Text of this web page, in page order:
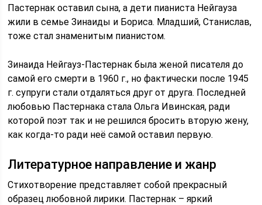
Пастернак оставил сына, а дети пианиста Нейгауза
жили в семье Зинаиды и Бориса. Младший, Станислав,
тоже стал знаменитым пианистом.
Зинаида Нейгауз-Пастернак была женой писателя до
самой его смерти в 1960 г., но фактически после 1945
г. супруги стали отдаляться друг от друга. Последней
любовью Пастернака стала Ольга Ивинская, ради
которой поэт так и не решился бросить вторую жену,
как когда-то ради неё самой оставил первую.
Литературное направление и жанр
Стихотворение представляет собой прекрасный
образец любовной лирики. Пастернак – яркий